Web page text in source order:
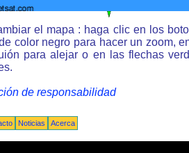
el mapa : haga clic en los
color negro para hacer un zoom,
para alejar o en las flechas
de responsabilidad
Noticias Acerca